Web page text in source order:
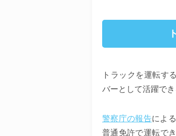
トラックを運転す
バーとして活躍で
警察庁の報告によ
普通免許で運転で